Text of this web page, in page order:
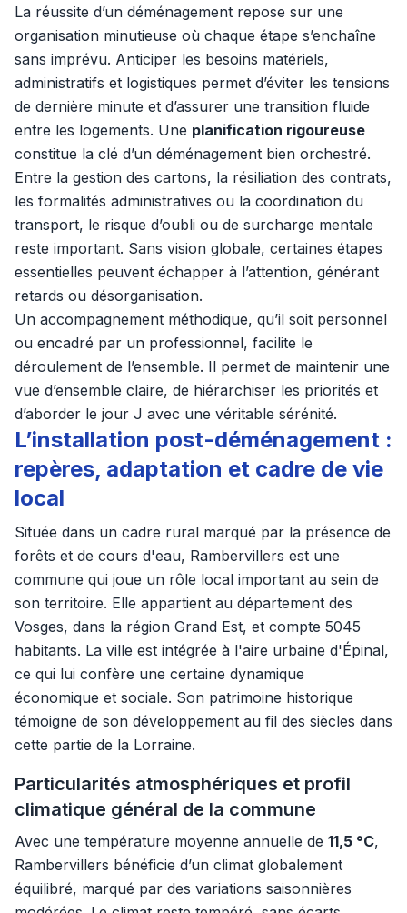
La réussite d’un déménagement repose sur une
organisation minutieuse où chaque étape s’enchaîne
sans imprévu. Anticiper les besoins matériels,
administratifs et logistiques permet d’éviter les tensions
de dernière minute et d’assurer une transition fluide
entre les logements. Une planification rigoureuse
constitue la clé d’un déménagement bien orchestré.
Entre la gestion des cartons, la résiliation des contrats,
les formalités administratives ou la coordination du
transport, le risque d’oubli ou de surcharge mentale
reste important. Sans vision globale, certaines étapes
essentielles peuvent échapper à l’attention, générant
retards ou désorganisation.
Un accompagnement méthodique, qu’il soit personnel
ou encadré par un professionnel, facilite le
déroulement de l’ensemble. Il permet de maintenir une
vue d’ensemble claire, de hiérarchiser les priorités et
d’aborder le jour J avec une véritable sérénité.
L’installation post-déménagement :
repères, adaptation et cadre de vie
local
Située dans un cadre rural marqué par la présence de
forêts et de cours d'eau, Rambervillers est une
commune qui joue un rôle local important au sein de
son territoire. Elle appartient au département des
Vosges, dans la région Grand Est, et compte 5045
habitants. La ville est intégrée à l'aire urbaine d'Épinal,
ce qui lui confère une certaine dynamique
économique et sociale. Son patrimoine historique
témoigne de son développement au fil des siècles dans
cette partie de la Lorraine.
Particularités atmosphériques et profil
climatique général de la commune
Avec une température moyenne annuelle de 11,5 °C,
Rambervillers bénéficie d’un climat globalement
équilibré, marqué par des variations saisonnières